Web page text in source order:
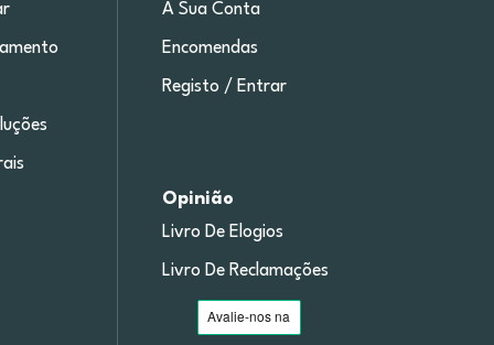
A Sua Conta
Encomendas
Registo / Entrar
Opinião
Livro De Elogios
Livro De Reclamações